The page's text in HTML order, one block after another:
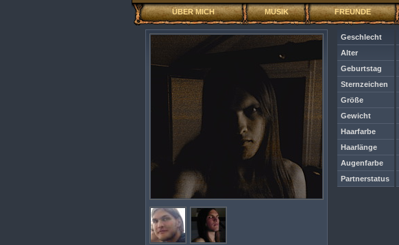
ÜBER MICH MUSIK FREUNDE
Geschlecht
Alter
Geburtstag
Sternzeichen
Größe
Gewicht
Haarfarbe
Haarlänge
Augenfarbe
Partnerstatus